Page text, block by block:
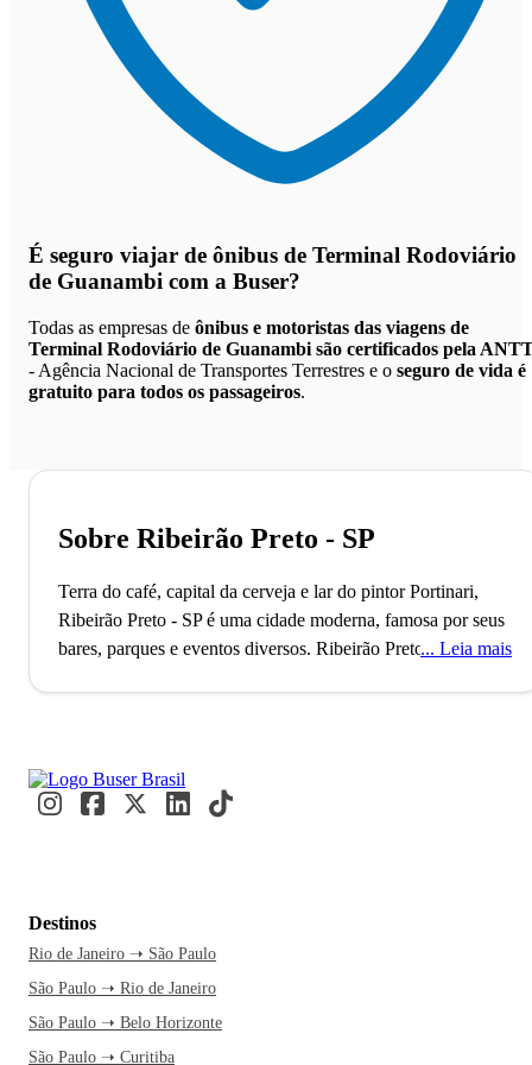
É seguro viajar de ônibus de Terminal Rodoviário
de Guanambi com a Buser?
Todas as empresas de ônibus e motoristas das viagens de
Terminal Rodoviário de Guanambi são certificados pela
- Agência Nacional de Transportes Terrestres e o seguro de vida é
gratuito para todos os passageiros.
Sobre Ribeirão Preto - SP
Terra do café, capital da cerveja e lar do pintor Portinari,
Ribeirão Preto - SP é uma cidade moderna, famosa por seus
bares, parques e eventos diversos. Ribeirão Preto, fundada
um polo de inovação e tecnologia, com o 21º maior PIB do
país. Todos os anos, milhares de visitantes e estudantes
quem chega a Ribeirão Preto, famosa por suas cervejas
artesanais. A viagem é mais do que um simples
deslocamento; é a chance de explorar uma cidade cheia de
histórias. Com uma passagem de ônibus pela Buser, você
relaxa enquanto aproveita o tempo livre sem se preocupar
Leia mais
Destinos
Rio de Janeiro ➝ São Paulo
São Paulo ➝ Rio de Janeiro
São Paulo ➝ Belo Horizonte
São Paulo ➝ Curitiba